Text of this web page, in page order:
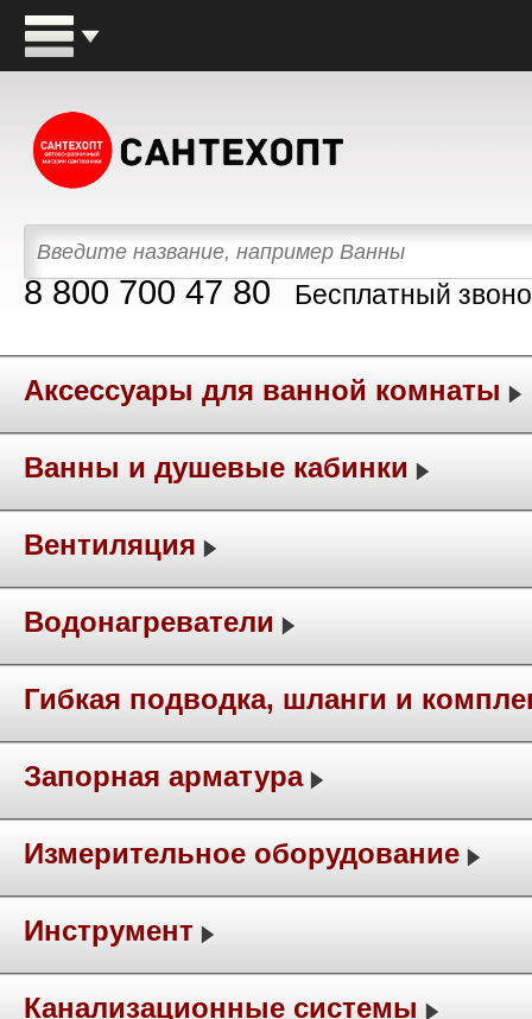
8 800 700 47 80 Бесплатный
Аксессуары для ванной комнаты
Ванны и душевые кабинки
Вентиляция
Водонагреватели
Гибкая подводка, шланги и
Запорная арматура
Измерительное оборудование
Инструмент
Канализационные системы